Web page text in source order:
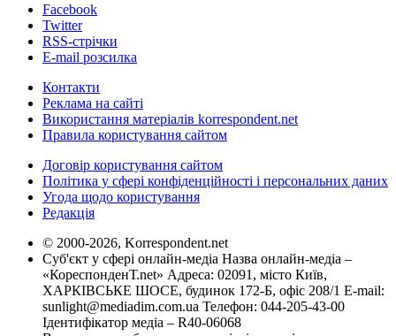
Facebook
Twitter
RSS-стрічки
E-mail розсилка
Контакти
Реклама на сайті
Використання матеріалів korrespondent.net
Правила користування сайтом
Договір користування сайтом
Політика у сфері конфіденційності і персональних даних
Угода щодо користування
Редакція
© 2000-2026, Korrespondent.net
Суб'єкт у сфері онлайн-медіа Назва онлайн-медіа –
«КореспонденТ.net» Адреса: 02091, місто Київ,
ХАРКІВСЬКЕ ШОСЕ, будинок 172-Б, офіс 208/1 E-mail:
sunlight@mediadim.com.ua Телефон: 044-205-43-00
Ідентифікатор медіа – R40-06068